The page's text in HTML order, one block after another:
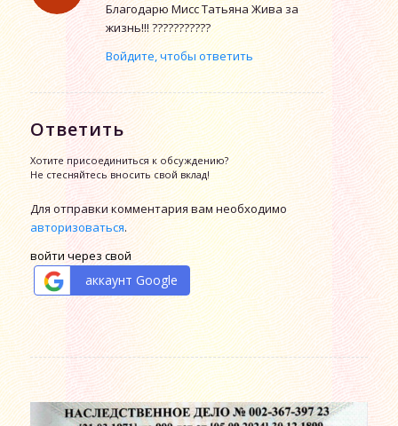
Благодарю Мисс Татьяна Жива за
жизнь!!! ???????????
Войдите, чтобы ответить
Ответить
Хотите присоединиться к обсуждению?
Не стесняйтесь вносить свой вклад!
Для отправки комментария вам необходимо
авторизоваться.
войти через свой
аккаунт Google